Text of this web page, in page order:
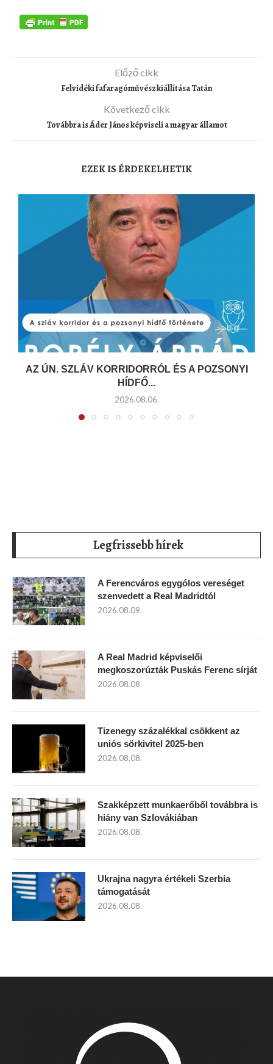
Előző cikk
Felvidéki fafaragóművész kiállítása Tatán
Következő cikk
Továbbra is Áder János képviseli a magyar államot
EZEK IS ÉRDEKELHETIK
AZ ÚN. SZLÁV KORRIDORRÓL ÉS A POZSONYI
HÍDFŐ...
2026.08.06.
Legfrissebb hírek
A Ferencváros egygólos vereséget
szenvedett a Real Madridtól
2026.08.09.
A Real Madrid képviselői
megkoszorúzták Puskás Ferenc sírját
2026.08.08.
Tizenegy százalékkal csökkent az
uniós sörkivitel 2025-ben
2026.08.08.
Szakképzett munkaerőből továbbra is
hiány van Szlovákiában
2026.08.08.
Ukrajna nagyra értékeli Szerbia
támogatását
2026.08.08.